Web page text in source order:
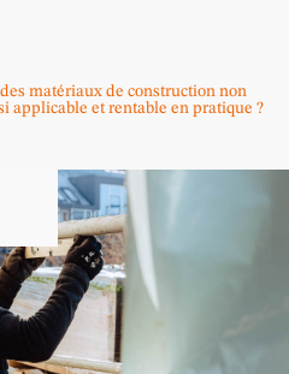
matériaux de construction non
applicable et rentable en pratique ?